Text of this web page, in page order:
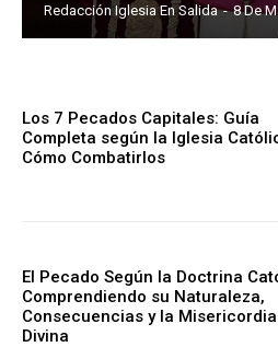
Redacción Iglesia En Salida - 8 De
Los 7 Pecados Capitales: Guía
Completa según la Iglesia
Cómo Combatirlos
El Pecado Según la Doctrina
Comprendiendo su Naturaleza,
Consecuencias y la Misericordia
Divina